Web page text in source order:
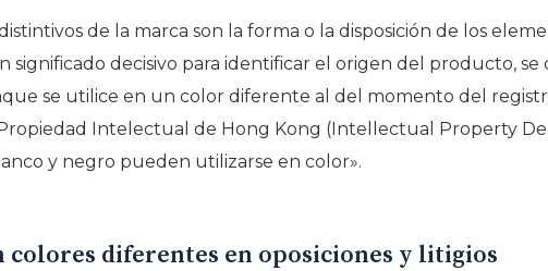
de la marca son la forma o la disposición de los
significado decisivo para identificar el origen del producto, se
se utilice en un color diferente al del momento del
Intelectual de Hong Kong (Intellectual Property
y negro pueden utilizarse en color».
colores diferentes en oposiciones y litigios